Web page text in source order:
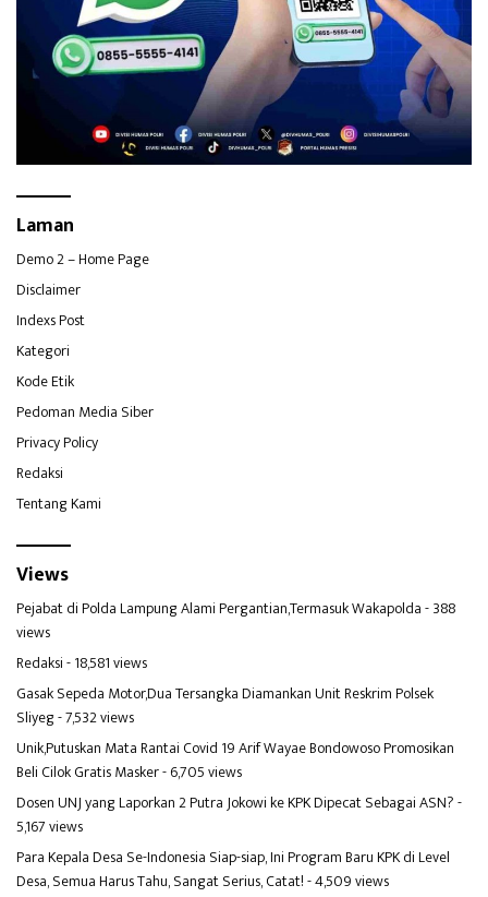
Laman
Demo 2 – Home Page
Disclaimer
Indexs Post
Kategori
Kode Etik
Pedoman Media Siber
Privacy Policy
Redaksi
Tentang Kami
Views
Pejabat di Polda Lampung Alami Pergantian,Termasuk Wakapolda- 388
views
Redaksi- 18,581 views
Gasak Sepeda Motor,Dua Tersangka Diamankan Unit Reskrim Polsek
Sliyeg- 7,532 views
Unik,Putuskan Mata Rantai Covid 19 Arif Wayae Bondowoso Promosikan
Beli Cilok Gratis Masker- 6,705 views
Dosen UNJ yang Laporkan 2 Putra Jokowi ke KPK Dipecat Sebagai ASN?-
5,167 views
Para Kepala Desa Se-Indonesia Siap-siap, Ini Program Baru KPK di Level
Desa, Semua Harus Tahu, Sangat Serius, Catat!- 4,509 views